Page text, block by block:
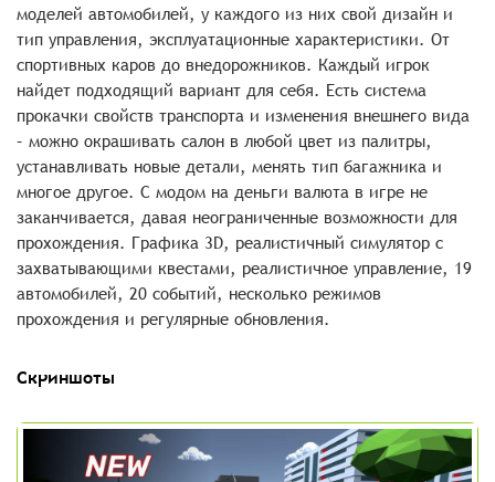
моделей автомобилей, у каждого из них свой дизайн и
тип управления, эксплуатационные характеристики. От
спортивных каров до внедорожников. Каждый игрок
найдет подходящий вариант для себя. Есть система
прокачки свойств транспорта и изменения внешнего вида
– можно окрашивать салон в любой цвет из палитры,
устанавливать новые детали, менять тип багажника и
многое другое. С модом на деньги валюта в игре не
заканчивается, давая неограниченные возможности для
прохождения. Графика 3D, реалистичный симулятор с
захватывающими квестами, реалистичное управление, 19
автомобилей, 20 событий, несколько режимов
прохождения и регулярные обновления.
Скриншоты